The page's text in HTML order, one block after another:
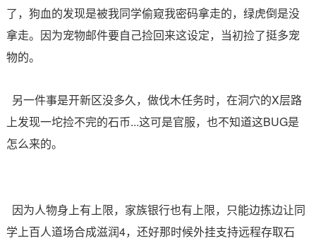
了，狗血的发现是被我同学偷窥我密码拿走的，绿虎倒是没
拿走。因为宠物邮件要自己捡回来这设定，当初捡了挺多宠
物的。
另一件事是开新区没多久，做伐木任务时，在洞穴的X层路
上发现一坨捡不完的石币...这可是官服，也不知道这BUG是
怎么来的。
因为人物身上有上限，家族银行也有上限，只能边拣边让同
学上百人道场合成滋润4，还好那时候外挂支持远程存取石